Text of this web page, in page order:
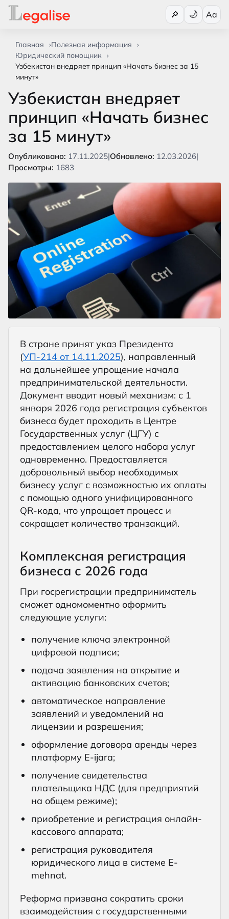
🔎 Aa
Главная
Полезная информация
Юридический помощник
Узбекистан внедряет принцип «Начать бизнес за 15
минут»
Узбекистан внедряет
принцип «Начать бизнес
за 15 минут»
Опубликовано: 17.11.2025|Обновлено: 12.03.2026|
Просмотры: 1683
В стране принят указ Президента
(УП-214 от 14.11.2025), направленный
на дальнейшее упрощение начала
предпринимательской деятельности.
Документ вводит новый механизм: с 1
января 2026 года регистрация субъектов
бизнеса будет проходить в Центре
Государственных услуг (ЦГУ) с
предоставлением целого набора услуг
одновременно. Предоставляется
добровольный выбор необходимых
бизнесу услуг с возможностью их оплаты
с помощью одного унифицированного
QR-кода, что упрощает процесс и
сокращает количество транзакций.
Комплексная регистрация
бизнеса с 2026 года
При госрегистрации предприниматель
сможет одномоментно оформить
следующие услуги:
получение ключа электронной
цифровой подписи;
подача заявления на открытие и
активацию банковских счетов;
автоматическое направление
заявлений и уведомлений на
лицензии и разрешения;
оформление договора аренды через
платформу E-ijara;
получение свидетельства
плательщика НДС (для предприятий
на общем режиме);
приобретение и регистрация онлайн-
кассового аппарата;
регистрация руководителя
юридического лица в системе E-
mehnat.
Реформа призвана сократить сроки
взаимодействия с государственными